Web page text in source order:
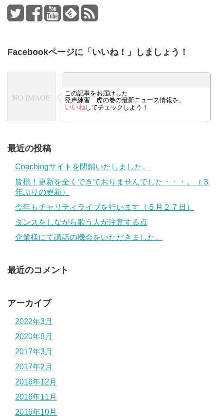
Facebookページに「いいね！」しましょう！
この記事をお届けした
発声練習 虎の巻の最新ニュース情報を、
いいねしてチェックしよう！
最近の投稿
Coachingサイトを閉鎖いたしました。
皆様！更新を全くできておりませんでした・・・。（３
年ぶりの更新）
今年もチャリティライブを行います（５月２７日）
ダンスをしながら歌う人が注意する点
企業様にて講話の機会をいただきました。
最近のコメント
アーカイブ
2022年3月
2020年8月
2017年3月
2017年2月
2016年12月
2016年11月
2016年10月